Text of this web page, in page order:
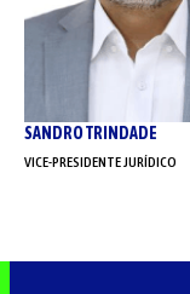
SANDRO TRINDADE
VICE-PRESIDENTE JURÍDICO